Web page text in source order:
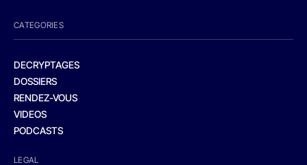
CATEGORIES
DECRYPTAGES
DOSSIERS
RENDEZ-VOUS
VIDEOS
PODCASTS
LEGAL